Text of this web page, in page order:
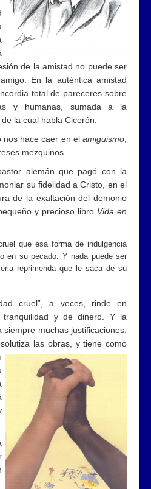
de la amistad no puede ser
En la auténtica amistad
total de pareceres sobre
y humanas, sumada a la
la cual habla Cicerón.
nos hace caer en el amiguismo,
mezquinos.
alemán que pagó con la
su fidelidad a Cristo, en el
de la exaltación del demonio
y precioso libro Vida en
que esa forma de indulgencia
en su pecado. Y nada puede ser
reprimenda que le saca de su
cruel”, a veces, rinde en
tranquilidad y de dinero. Y la
siempre muchas justificaciones.
las obras, y tiene como